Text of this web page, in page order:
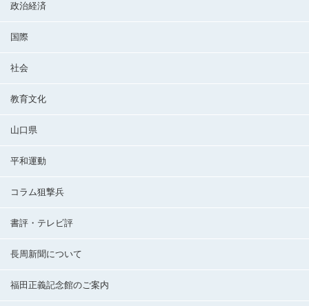
政治経済
国際
社会
教育文化
山口県
平和運動
コラム狙撃兵
書評・テレビ評
長周新聞について
福田正義記念館のご案内